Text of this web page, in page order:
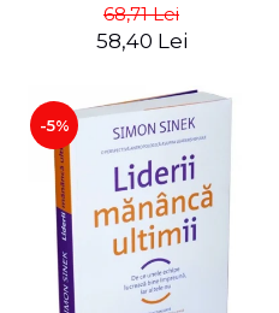
68,71 Lei
58,40 Lei
-5%